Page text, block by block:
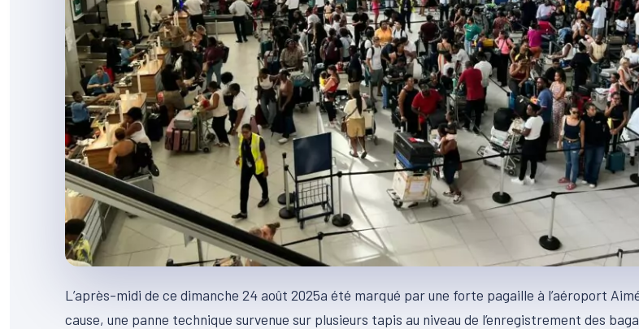
L’après-midi de ce dimanche 24 août 2025a été marqué par une forte pagaille à l’aéroport
cause, une panne technique survenue sur plusieurs tapis au niveau de l’enregistrement des